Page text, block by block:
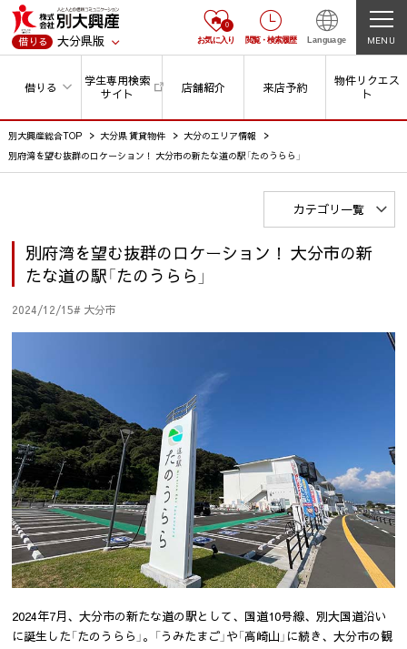
借りる 大分県版
0
お気に入り 閲覧・ 検索履歴 Language MENU
借りる
学生専用検索
サイト
店舗紹介 来店予約
物件リクエス
ト
別大興産総合TOP 大分県 賃貸物件
大分のエリア情報
別府湾を望む抜群のロケーション！ 大分市の新たな道の駅「たのうらら」
カテゴリ一覧
別府湾を望む抜群のロケーション！ 大分市の新
たな道の駅「たのうらら」
2024/12/15# 大分市
2024年7月、大分市の新たな道の駅として、国道10号線、別大国道沿い
に誕生した「たのうらら」。「うみたまご」や「高崎山」に続き、大分市の観